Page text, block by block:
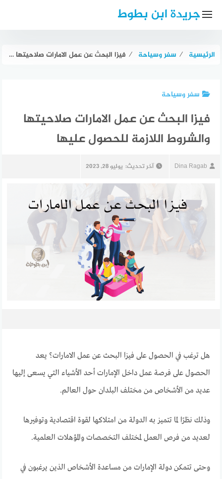
جريدة ابن بطوط
الرئيسية ⁄ سفر وسياحة ⁄ فيزا البحث عن عمل الامارات صلاحيتها والشروط اللازمة للحصول عليها
سفر وسياحة
فيزا البحث عن عمل الامارات صلاحيتها
والشروط اللازمة للحصول عليها
Dina Ragab آخر تحديث: يوليو 28, 2023
هل ترغب في الحصول على فيزا البحث عن عمل الامارات؟ يعد
الحصول على فرصة عمل داخل الإمارات أحد الأشياء التي يسعى إليها
عديد من الأشخاص من مختلف البلدان حول العالم.
وذلك نظرًا لما تتميز به الدولة من امتلاكها لقوة اقتصادية وتوفيرها
لعديد من فرص العمل لمختلف التخصصات والمؤهلات العلمية.
وحتى تتمكن دولة الإمارات من مساعدة الأشخاص الذين يرغبون في